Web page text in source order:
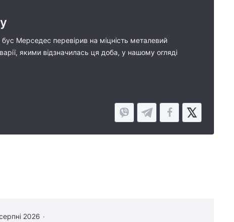
Мерседес перевірив на міцність металевий
якими відзначилась ця доба, у нашому огляді
2026